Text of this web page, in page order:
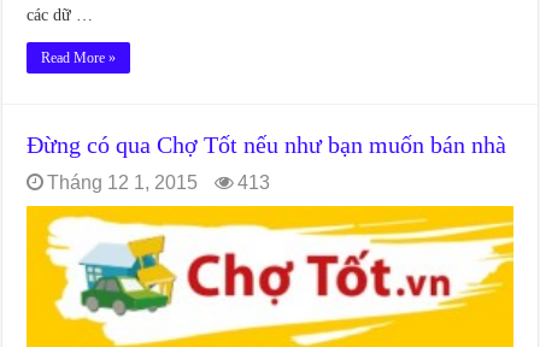
các dữ …
Read More »
Đừng có qua Chợ Tốt nếu như bạn muốn bán nhà
Tháng 12 1, 2015 413